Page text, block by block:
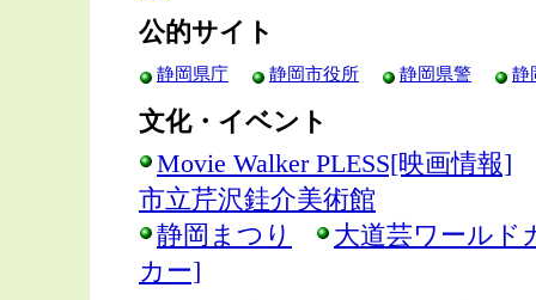
公的サイト
静岡県庁 静岡市役所 静岡県警 静
文化・イベント
Movie Walker PLESS[映画情報]
市立芹沢銈介美術館
静岡まつり
大道芸ワールド
カー]